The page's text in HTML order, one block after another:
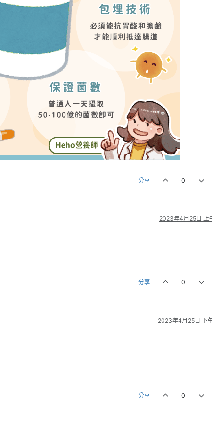
分享 0
2023年4月25日 上
分享 0
2023年4月25日 下
分享 0